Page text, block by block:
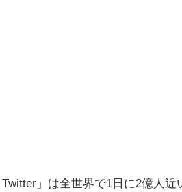
Twitter」は全世界で1日に2億人